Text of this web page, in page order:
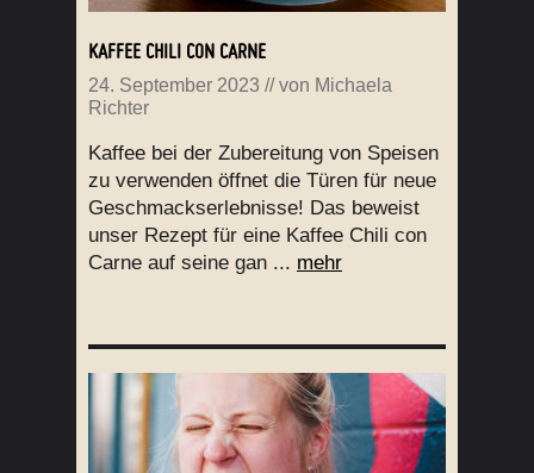
KAFFEE CHILI CON CARNE
24. September 2023 // von Michaela
Richter
Kaffee bei der Zubereitung von Speisen
zu verwenden öffnet die Türen für neue
Geschmackserlebnisse! Das beweist
unser Rezept für eine Kaffee Chili con
Carne auf seine gan ... mehr